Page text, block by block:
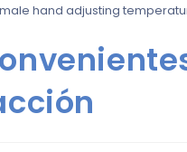
hand adjusting